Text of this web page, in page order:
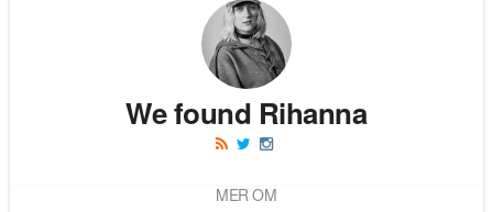
We found Rihanna
MER OM